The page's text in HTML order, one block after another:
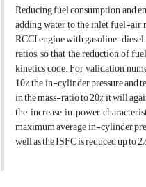
Reducing fuel consumption and
adding water to the inlet fuel-air
RCCI engine with gasoline-
ratios; so that the reduction of
kinetics code. For validation,
10%, the in-cylinder pressure and
in the mass-ratio to 20%, it will
the increase in power
maximum average in-cylinder
well as the ISFC is reduced up to